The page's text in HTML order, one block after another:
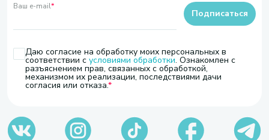
Ваш e-mail*
Даю согласие на обработку моих персональных в
соответствии с условиями обработки. Ознакомлен с
разъяснением прав, связанных с обработкой,
механизмом их реализации, последствиями дачи
согласия или отказа.
Подписаться